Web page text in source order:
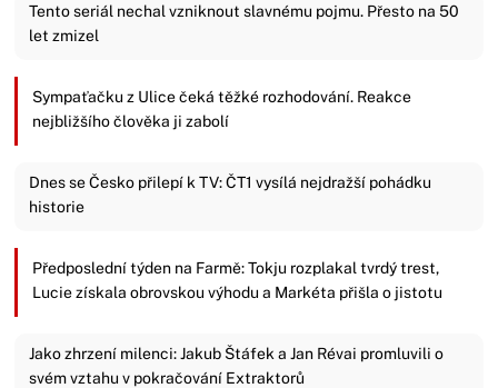
Tento seriál nechal vzniknout slavnému pojmu. Přesto na 50
let zmizel
Sympaťačku z Ulice čeká těžké rozhodování. Reakce
nejbližšího člověka ji zabolí
Dnes se Česko přilepí k TV: ČT1 vysílá nejdražší pohádku
historie
Předposlední týden na Farmě: Tokju rozplakal tvrdý trest,
Lucie získala obrovskou výhodu a Markéta přišla o jistotu
Jako zhrzení milenci: Jakub Štáfek a Jan Révai promluvili o
svém vztahu v pokračování Extraktorů